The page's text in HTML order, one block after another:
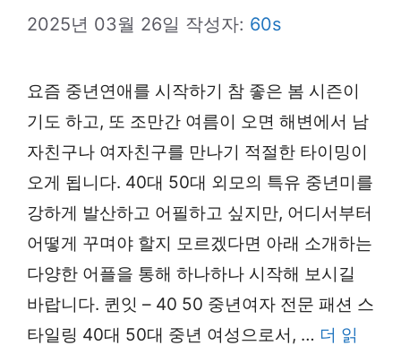
2025년 03월 26일 작성자: 60s
요즘 중년연애를 시작하기 참 좋은 봄 시즌이
기도 하고, 또 조만간 여름이 오면 해변에서 남
자친구나 여자친구를 만나기 적절한 타이밍이
오게 됩니다. 40대 50대 외모의 특유 중년미를
강하게 발산하고 어필하고 싶지만, 어디서부터
어떻게 꾸며야 할지 모르겠다면 아래 소개하는
다양한 어플을 통해 하나하나 시작해 보시길
바랍니다. 퀸잇 – 40 50 중년여자 전문 패션 스
타일링 40대 50대 중년 여성으로서, … 더 읽